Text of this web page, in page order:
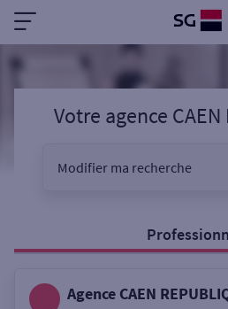
Votre agence CAEN
Modifier ma recherche
Sélectionnez votre
Agence CAEN